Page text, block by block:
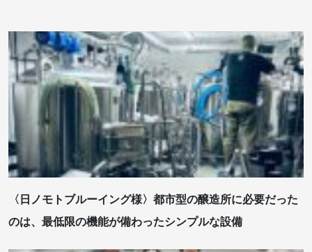
〈日ノモトブルーイング様〉都市型の醸造所に必要だった
のは、最低限の機能が備わったシンプルな設備